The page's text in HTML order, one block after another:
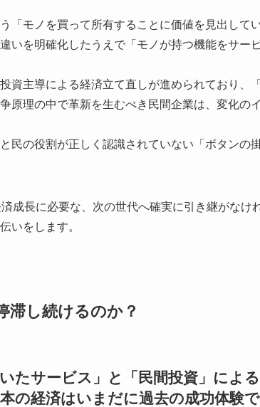
「モノを買って所有することに価値を見出して
いを明確化したうえで「モノが持つ機能をサー
資主導による経済立て直しが進められており、
原理の中で革新を生むべき民間企業は、変化の
民の役割が正しく認識されていない「ボタンの
成長に必要な、次の世代へ確実に引き継がなけ
いをします。
滞し続けるのか？
たサービス」と「民間投資」によ
の経済はいまだに過去の成功体験